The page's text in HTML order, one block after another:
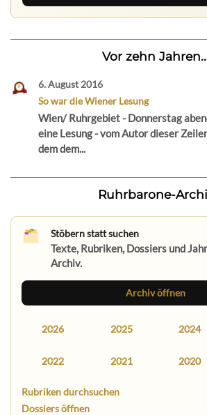
Vor zehn
6. August 2016
So war die Wiener Lesung
Wien/ Ruhrgebiet - Donnerstag
eine Lesung - vom Autor dieser
dem dem...
Ruhrbarone-
Stöbern statt suchen
Texte, Rubriken, Dossiers und
Archiv.
Archiv öffnen
2026 2025 2024
2022 2021 2020
Rubriken durchsuchen
Dossiers öffnen